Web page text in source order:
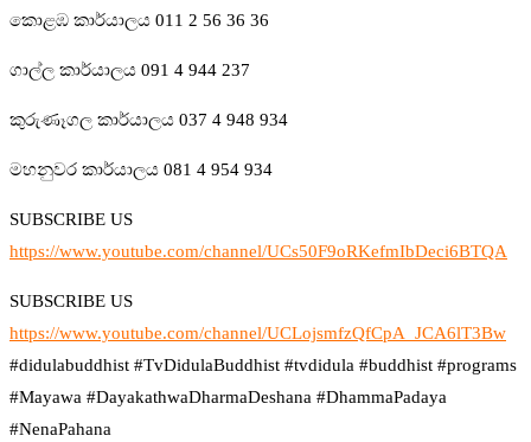
කොළඹ කාර්යාලය 011 2 56 36 36
ගාල්ල කාර්යාලය 091 4 944 237
කුරුණෑගල කාර්යාලය 037 4 948 934
මහනුවර කාර්යාලය 081 4 954 934
SUBSCRIBE US
https://www.youtube.com/channel/UCs50F9oRKefmIbDeci6BTQA
SUBSCRIBE US
https://www.youtube.com/channel/UCLojsmfzQfCpA_JCA6lT3Bw
#didulabuddhist #TvDidulaBuddhist #tvdidula #buddhist #programs
#Mayawa #DayakathwaDharmaDeshana #DhammaPadaya
#NenaPahana